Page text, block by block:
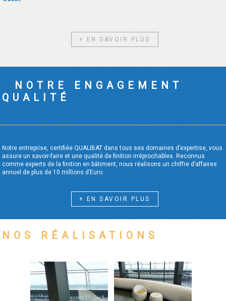
+ EN SAVOIR PLUS
NOTRE ENGAGEMENT
QUALITÉ
Notre entreprise, certifiée QUALIBAT dans tous ses domaines d’expertise, vous
assure un savoir-faire et une qualité de finition irréprochables. Reconnus
comme experts de la finition en bâtiment, nous réalisons un chiffre d’affaires
annuel de plus de 10 millions d’Euro.
+ EN SAVOIR PLUS
NOS RÉALISATIONS